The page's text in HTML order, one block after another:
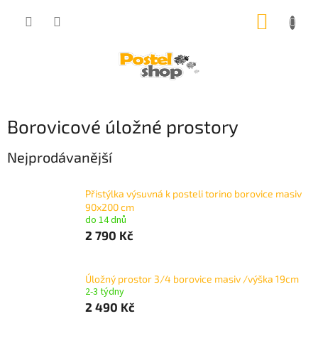
Borovicové úložné prostory
Nejprodávanější
Přistýlka výsuvná k posteli torino borovice masiv
90x200 cm
do 14 dnů
2 790 Kč
Úložný prostor 3/4 borovice masiv /výška 19cm
2-3 týdny
2 490 Kč